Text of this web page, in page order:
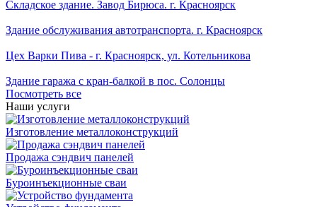
Складское здание. Завод Бирюса. г. Красноярск
Здание обслуживания автотранспорта. г. Красноярск
Цех Варки Пива - г. Красноярск, ул. Котельникова
Здание гаража с кран-балкой в пос. Солонцы
Посмотреть все
Наши услуги
Изготовление металлоконструкций
Продажа сэндвич панелей
Буроинъекционные сваи